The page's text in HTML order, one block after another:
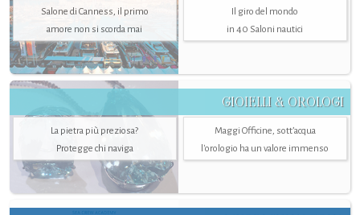
Salone di Canness, il primo
amore non si scorda mai
Il giro del mondo
in 40 Saloni nautici
GIOIELLI & OROLOGI
La pietra più preziosa?
Protegge chi naviga
Maggi Officine, sott’acqua
l'orologio ha un valore immenso